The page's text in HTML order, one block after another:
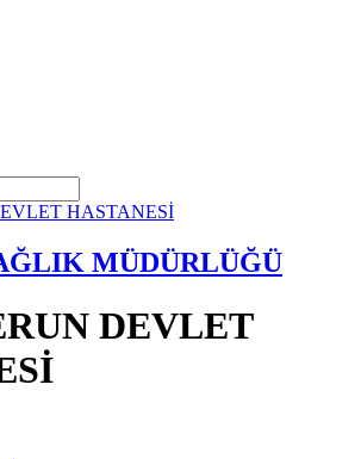
MÜDÜRLÜĞÜ
DEVLET